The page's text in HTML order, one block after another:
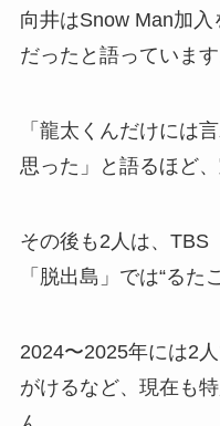
向井はSnow Man加
だったと語っています
「龍太くんだけには
思った」と語るほど
その後も2人は、TBS
「脱出島」では“るた
2024〜2025年には2
がけるなど、現在も